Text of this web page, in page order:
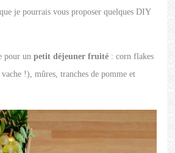
je pourrais vous proposer quelques DIY
pour unpetit déjeuner fruité : corn flakes
!), mûres, tranches de pomme et